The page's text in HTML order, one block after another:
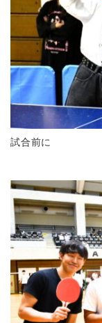
試合前に